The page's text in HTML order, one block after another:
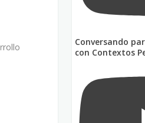
Conversando
con Contextos